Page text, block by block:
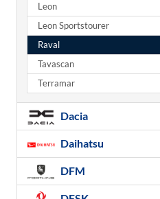
Leon
Leon Sportstourer
Raval
Tavascan
Terramar
Dacia
Daihatsu
DFM